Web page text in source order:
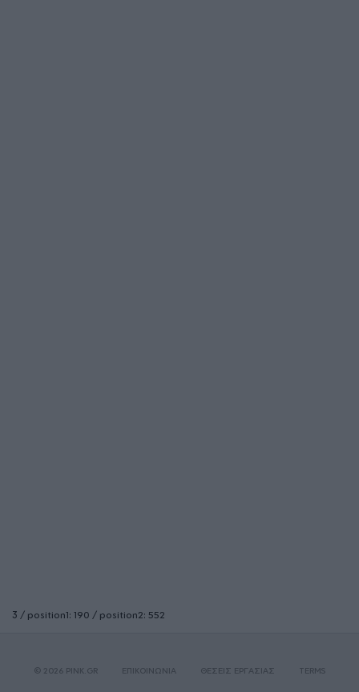
3 / position1: 190 / position2: 552
© 2026 PINK.GR ΕΠΙΚΟΙΝΩΝΙΑ ΘΕΣΕΙΣ ΕΡΓΑΣΙΑΣ TERMS